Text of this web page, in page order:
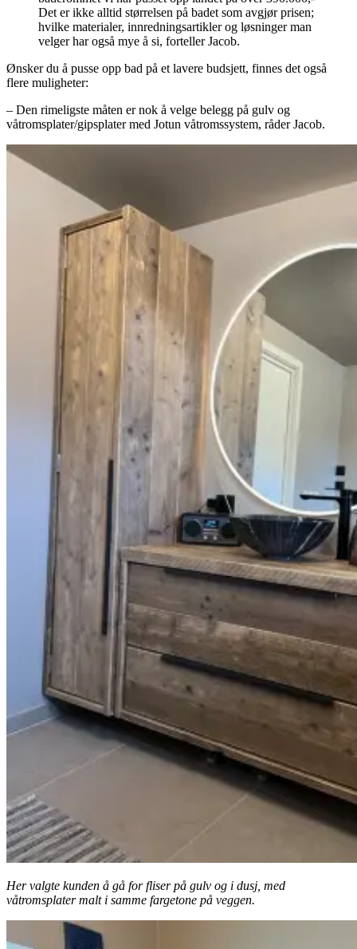
Det er ikke alltid størrelsen på badet som avgjør prisen;
hvilke materialer, innredningsartikler og løsninger man
velger har også mye å si, forteller Jacob.
Ønsker du å pusse opp bad på et lavere budsjett, finnes det også
flere muligheter:
– Den rimeligste måten er nok å velge belegg på gulv og
våtromsplater/gipsplater med Jotun våtromssystem, råder Jacob.
Her valgte kunden å gå for fliser på gulv og i dusj, med
våtromsplater malt i samme fargetone på veggen.